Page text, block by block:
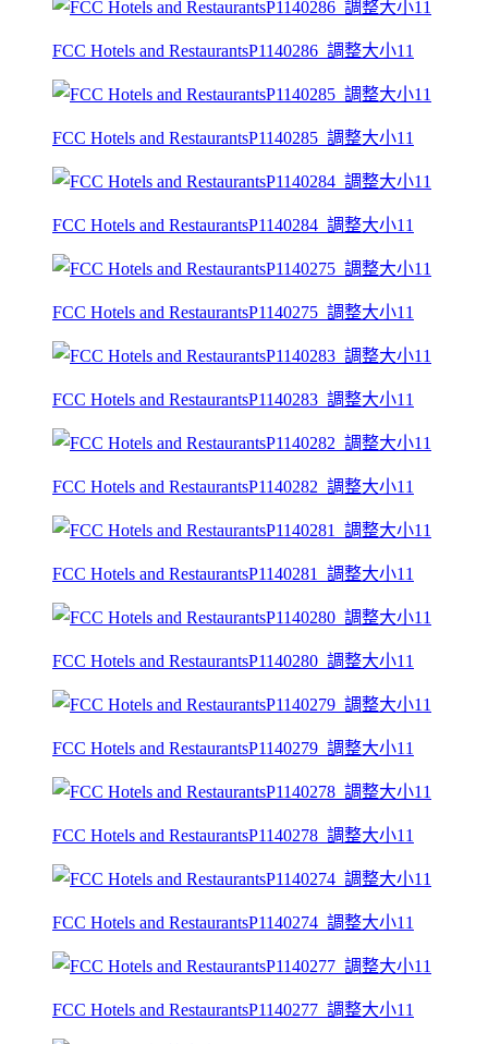
FCC Hotels and RestaurantsP1140286_調整大小11
FCC Hotels and RestaurantsP1140285_調整大小11
FCC Hotels and RestaurantsP1140284_調整大小11
FCC Hotels and RestaurantsP1140275_調整大小11
FCC Hotels and RestaurantsP1140283_調整大小11
FCC Hotels and RestaurantsP1140282_調整大小11
FCC Hotels and RestaurantsP1140281_調整大小11
FCC Hotels and RestaurantsP1140280_調整大小11
FCC Hotels and RestaurantsP1140279_調整大小11
FCC Hotels and RestaurantsP1140278_調整大小11
FCC Hotels and RestaurantsP1140274_調整大小11
FCC Hotels and RestaurantsP1140277_調整大小11